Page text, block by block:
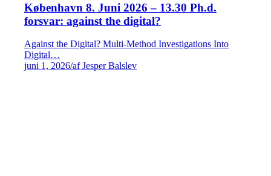
København 8. Juni 2026 – 13.30 Ph.d.
forsvar: against the digital?
Against the Digital? Multi-Method Investigations Into
Digital…
juni 1, 2026/af Jesper Balslev